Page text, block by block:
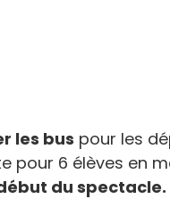
les bus pour les
6 élèves en
du spectacle.